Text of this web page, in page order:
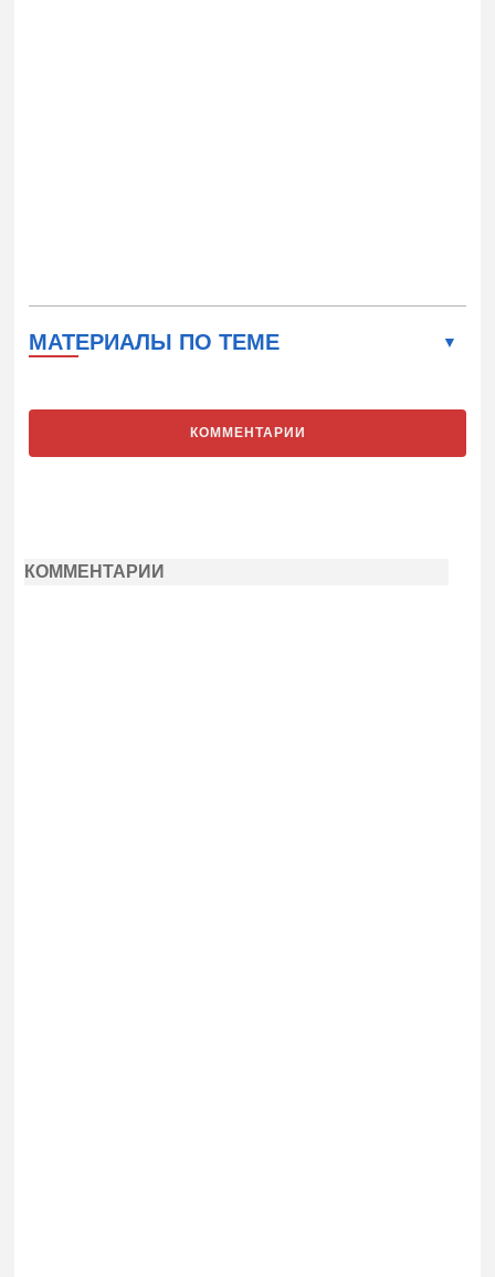
МАТЕРИАЛЫ ПО ТЕМЕ
КОММЕНТАРИИ
КОММЕНТАРИИ